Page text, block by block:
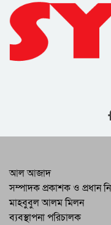
আল আজাদ
সম্পাদক প্রকাশক ও প্রধান
মাহবুবুল আলম মিলন
ব্যবস্থাপনা পরিচালক